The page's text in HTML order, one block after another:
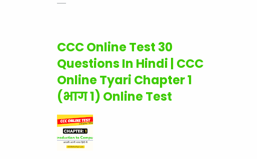
CCC Online Test 30
Questions In Hindi | CCC
Online Tyari Chapter 1
(भाग 1) Online Test